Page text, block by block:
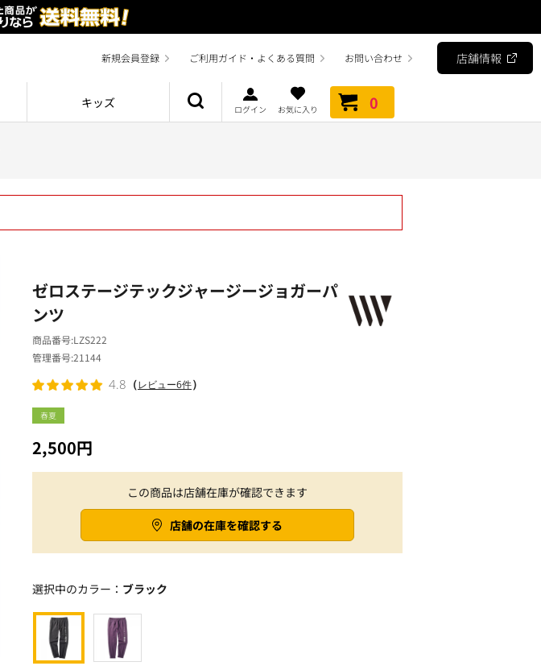
新規会員登録 ご利用ガイド・よくある質問 お問い合わせ 店舗情報
キッズ ログイン お気に入り 0
春夏
この商品は店舗在庫が確認できます
店舗の在庫を確認する
ゼロステージテックジャージージョガーパ
ンツ
2,500円
商品番号 LZS222
管理番号21144
4.8 （レビュー6件）
選択中のカラー： ブラック